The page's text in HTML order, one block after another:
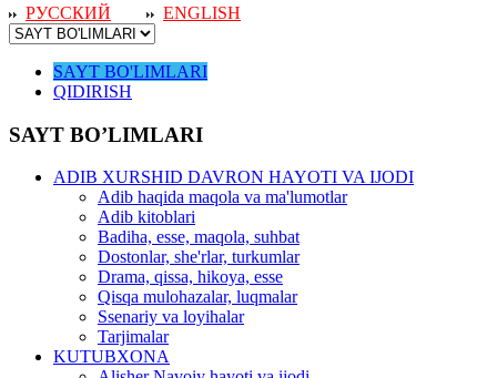
РУССКИЙ ENGLISH
SAYT BO'LIMLARI
QIDIRISH
SAYT BO’LIMLARI
ADIB XURSHID DAVRON HAYOTI VA IJODI
Adib haqida maqola va ma'lumotlar
Adib kitoblari
Badiha, esse, maqola, suhbat
Dostonlar, she'rlar, turkumlar
Drama, qissa, hikoya, esse
Qisqa mulohazalar, luqmalar
Ssenariy va loyihalar
Tarjimalar
KUTUBXONA